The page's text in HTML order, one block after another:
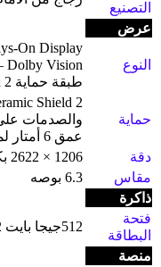
التصنيع
عرض
النوع
On Display
طبقة حماية Ceramic Shield 2
حماية
عمق 6 أمتار لمدة 30 دقيقة ومقاومة للغبار.
دقة
1206 × 2622 بكسيل
مقاس
6.3 بوصه
ذاكرة
فتحة
البطاقة
512جيجا بايت 12 جيجا بايت رام
منصة